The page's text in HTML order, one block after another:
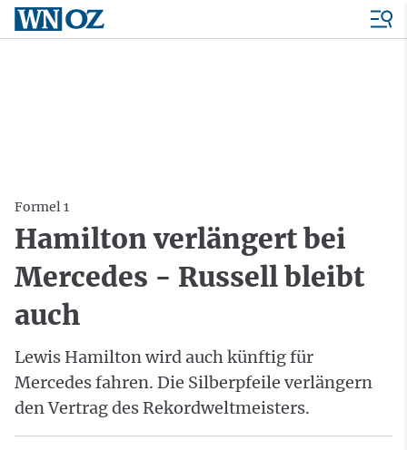
Formel 1
Hamilton verlängert bei
Mercedes - Russell bleibt
auch
Lewis Hamilton wird auch künftig für
Mercedes fahren. Die Silberpfeile verlängern
den Vertrag des Rekordweltmeisters.